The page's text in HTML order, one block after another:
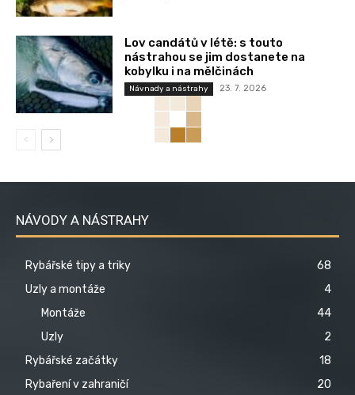
Lov candátů v létě: s touto
nástrahou se jim dostanete na
kobylku i na mělčinách
Návnady a nástrahy 23. 7. 2026
NÁVODY A NÁSTRAHY
Rybářské tipy a triky
68
Uzly a montáže
4
Montáže
44
Uzly
2
Rybářské začátky
18
Rybaření v zahraničí
20